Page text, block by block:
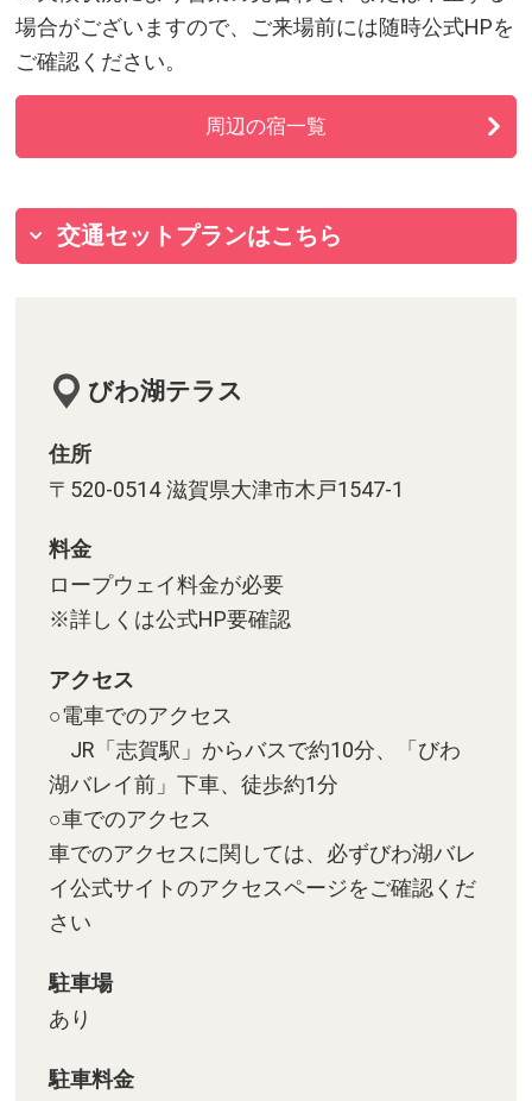
場合がございますので、ご来場前には随時公式HPを
ご確認ください。
周辺の宿一覧
交通セットプランはこちら
びわ湖テラス
住所
〒520-0514 滋賀県大津市木戸1547-1
料金
ロープウェイ料金が必要
※詳しくは公式HP要確認
アクセス
○電車でのアクセス
JR「志賀駅」からバスで約10分、「びわ
湖バレイ前」下車、徒歩約1分
○車でのアクセス
車でのアクセスに関しては、必ずびわ湖バレ
イ公式サイトのアクセスページをご確認くだ
さい
駐車場
あり
駐車料金